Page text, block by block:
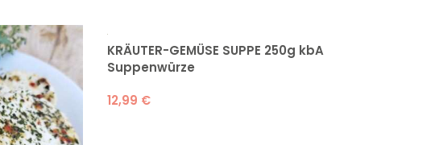
KRÄUTER-GEMÜSE SUPPE 250g kbA
Suppenwürze
12,99 €